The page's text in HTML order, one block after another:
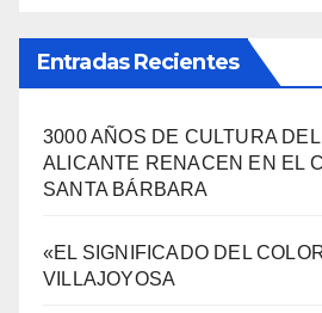
Entradas Recientes
3000 AÑOS DE CULTURA
ALICANTE RENACEN EN EL
SANTA BÁRBARA
«EL SIGNIFICADO DEL
VILLAJOYOSA